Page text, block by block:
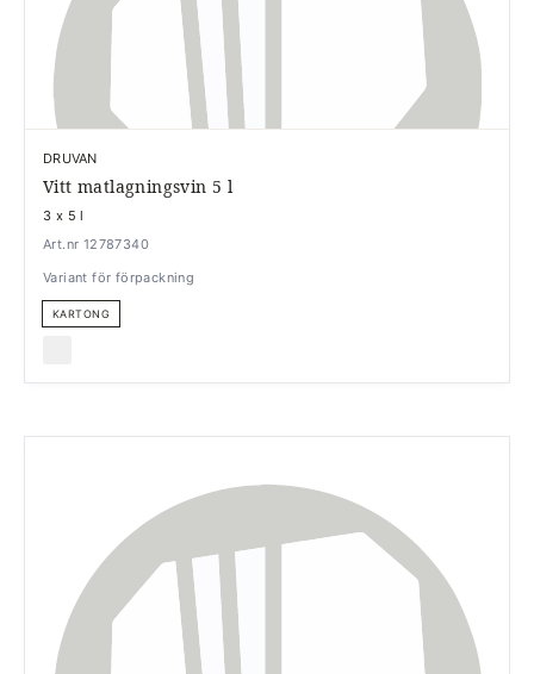
DRUVAN
Vitt matlagningsvin 5 l
3 x 5 l
Art.nr 12787340
Variant för förpackning
KARTONG